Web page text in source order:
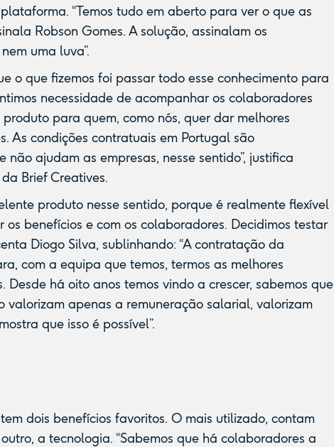
“Temos tudo em aberto para ver o que as
Robson Gomes. A solução, assinalam os
uma luva”.
o que fizemos foi passar todo esse conhecimento para
necessidade de acompanhar os colaboradores
produto para quem, como nós, quer dar melhores
As condições contratuais em Portugal são
ajudam as empresas, nesse sentido”, justifica
Brief Creatives.
produto nesse sentido, porque é realmente flexível
benefícios e com os colaboradores. Decidimos testar
Diogo Silva, sublinhando: “A contratação da
com a equipa que temos, termos as melhores
Desde há oito anos temos vindo a crescer, sabemos que
valorizam apenas a remuneração salarial, valorizam
que isso é possível”.
dois benefícios favoritos. O mais utilizado, contam
a tecnologia. “Sabemos que há colaboradores a